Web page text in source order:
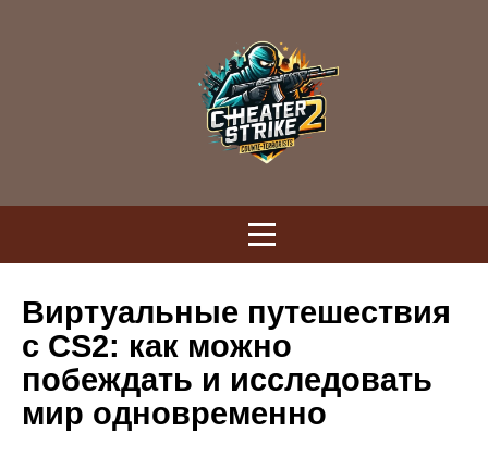
Виртуальные путешествия
с CS2: как можно
побеждать и исследовать
мир одновременно